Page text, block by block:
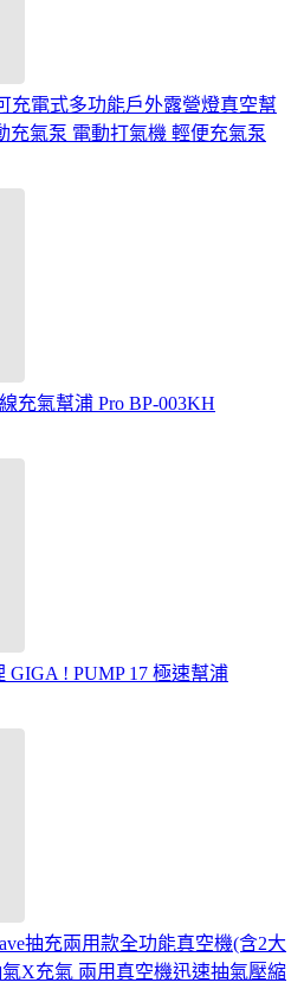
充電式多功能戶外露營燈真空幫
充氣泵 電動打氣機 輕便充氣泵
充氣幫浦 Pro BP-003KH
GIGA ! PUMP 17 極速幫浦
抽充兩用款全功能真空機(含2大
X充氣 兩用真空機迅速抽氣壓縮